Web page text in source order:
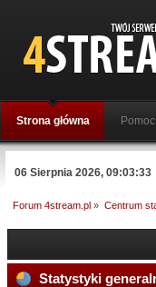
Strona główna Pomoc
06 Sierpnia 2026, 09:03:33
Forum 4stream.pl » Centrum
Statystyki